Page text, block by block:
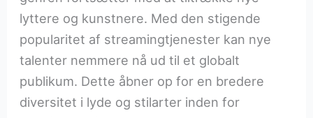
lyttere og kunstnere. Med den stigende
popularitet af streamingtjenester kan nye
talenter nemmere nå ud til et globalt
publikum. Dette åbner op for en bredere
diversitet i lyde og stilarter inden for